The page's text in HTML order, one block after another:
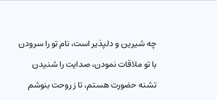
چه شیرین و دلپذیر است، نام تو را سرودن
با تو ملاقات نمودن، صدایت را شنيدن
تشنه حضورت هستم، تا ز روحت بنوشم